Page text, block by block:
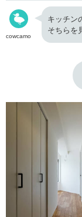
cowcamo
キッチン
そちらを